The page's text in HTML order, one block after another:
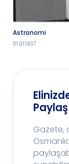
Astronomi
01.01.1937
Gazete,